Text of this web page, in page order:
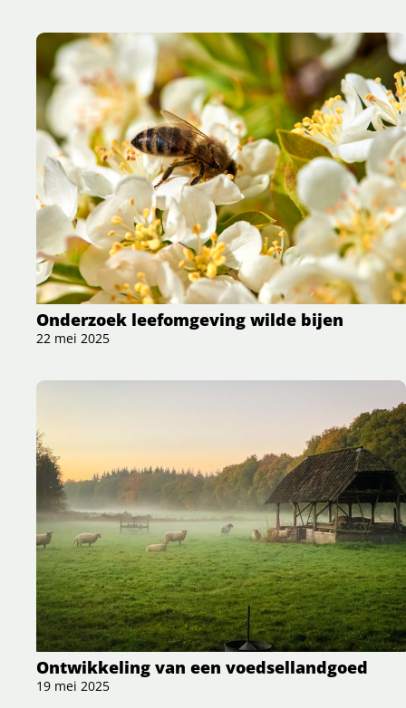
Onderzoek leefomgeving wilde bijen
22 mei 2025
Ontwikkeling van een voedsellandgoed
19 mei 2025